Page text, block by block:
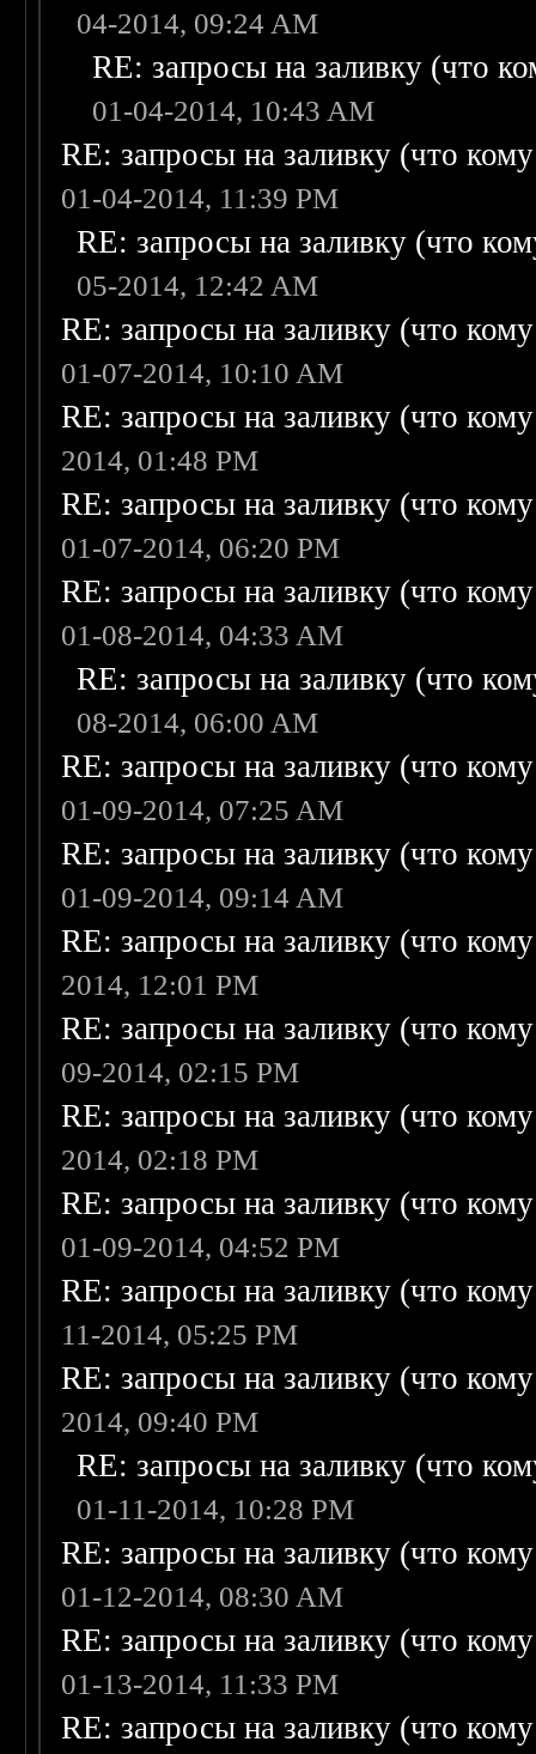
04-2014, 09:24 AM
RE: запросы на заливку (что
01-04-2014, 10:43 AM
RE: запросы на заливку (что
01-04-2014, 11:39 PM
RE: запросы на заливку (что
05-2014, 12:42 AM
RE: запросы на заливку (что
01-07-2014, 10:10 AM
RE: запросы на заливку (что
2014, 01:48 PM
RE: запросы на заливку (что
01-07-2014, 06:20 PM
RE: запросы на заливку (что
01-08-2014, 04:33 AM
RE: запросы на заливку (что
08-2014, 06:00 AM
RE: запросы на заливку (что
01-09-2014, 07:25 AM
RE: запросы на заливку (что
01-09-2014, 09:14 AM
RE: запросы на заливку (что
2014, 12:01 PM
RE: запросы на заливку (что
09-2014, 02:15 PM
RE: запросы на заливку (что
2014, 02:18 PM
RE: запросы на заливку (что
01-09-2014, 04:52 PM
RE: запросы на заливку (что
11-2014, 05:25 PM
RE: запросы на заливку (что
2014, 09:40 PM
RE: запросы на заливку (что
01-11-2014, 10:28 PM
RE: запросы на заливку (что
01-12-2014, 08:30 AM
RE: запросы на заливку (что
01-13-2014, 11:33 PM
RE: запросы на заливку (что